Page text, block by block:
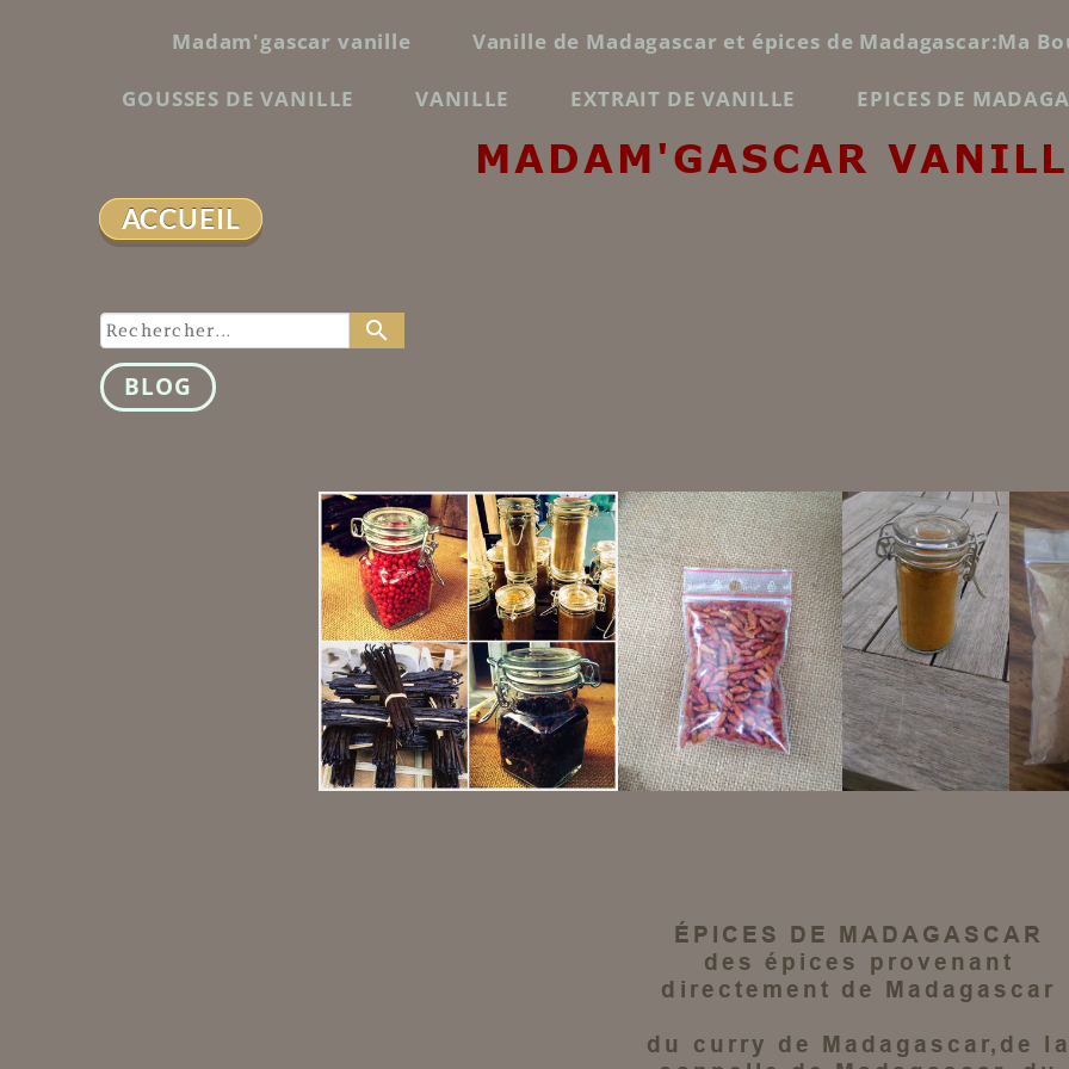
ACCUEIL
MADAM'GASCAR
Madam'gascar vanille Vanille de Madagascar et épices de Madagascar:Ma
GOUSSES DE VANILLE VANILLE EXTRAIT DE VANILLE EPICES DE
BLOG
search
ÉPICES DE MADAGASCAR
des épices
provenant
directement de Madagascar
du curry de Madagascar,de